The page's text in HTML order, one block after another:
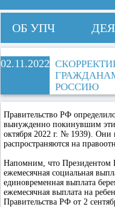
ОБ УПЧ
02.11.2022
РОССИЮ
Правительство РФ
вынужденно покинувшим
октября 2022 г. № 1939). Они
распространяются на
Напомним, что Президентом
ежемесячная социальная
единовременная выплата
ежемесячная выплата на
Правительства РФ от 2